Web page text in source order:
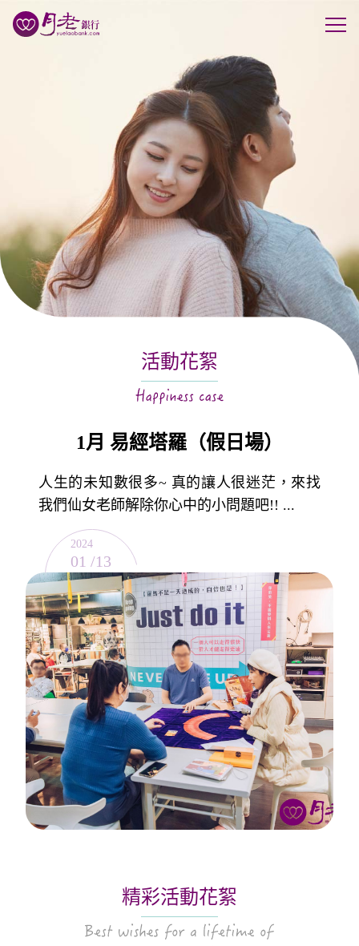
行動交友
聯誼活動
幸福案例
最新動態
活動花絮
關於月老活動花絮
1月 易經塔羅（假日場）
人生的未知數很多~ 真的讓人很迷茫，來找
我們仙女老師解除你心中的小問題吧!! ...
2024
01 /13
精彩活動花絮